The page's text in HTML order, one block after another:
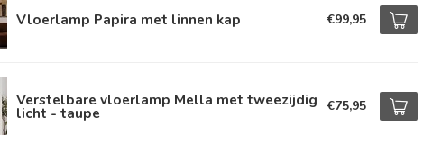
Vloerlamp Papira met linnen kap €99,95
Verstelbare vloerlamp Mella met tweezijdig
licht - taupe €75,95